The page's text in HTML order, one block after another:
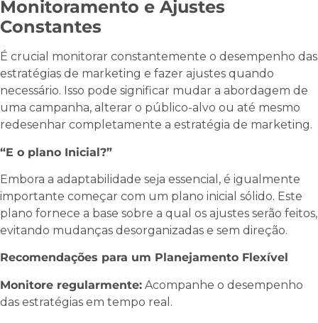
Monitoramento e Ajustes
Constantes
É crucial monitorar constantemente o desempenho das
estratégias de marketing e fazer ajustes quando
necessário. Isso pode significar mudar a abordagem de
uma campanha, alterar o público-alvo ou até mesmo
redesenhar completamente a estratégia de marketing.
“E o plano Inicial?”
Embora a adaptabilidade seja essencial, é igualmente
importante começar com um plano inicial sólido. Este
plano fornece a base sobre a qual os ajustes serão feitos,
evitando mudanças desorganizadas e sem direção.
Recomendações para um Planejamento Flexível
Monitore regularmente: Acompanhe o desempenho
das estratégias em tempo real.